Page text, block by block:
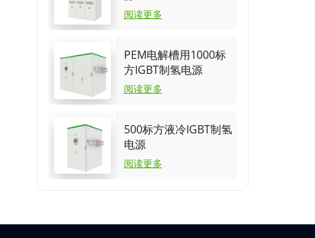
阅读更多
PEM电解槽用1000标
方IGBT制氢电源
阅读更多
500标方液冷IGBT制氢
电源
阅读更多